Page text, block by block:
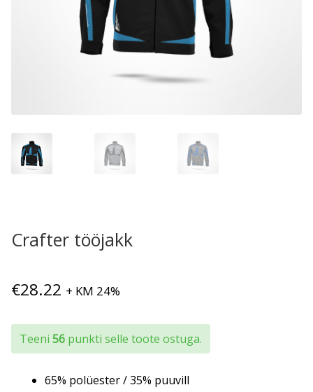
Crafter tööjakk
€28.22 + KM 24%
Teeni 56 punkti selle toote ostuga.
65% polüester / 35% puuvill